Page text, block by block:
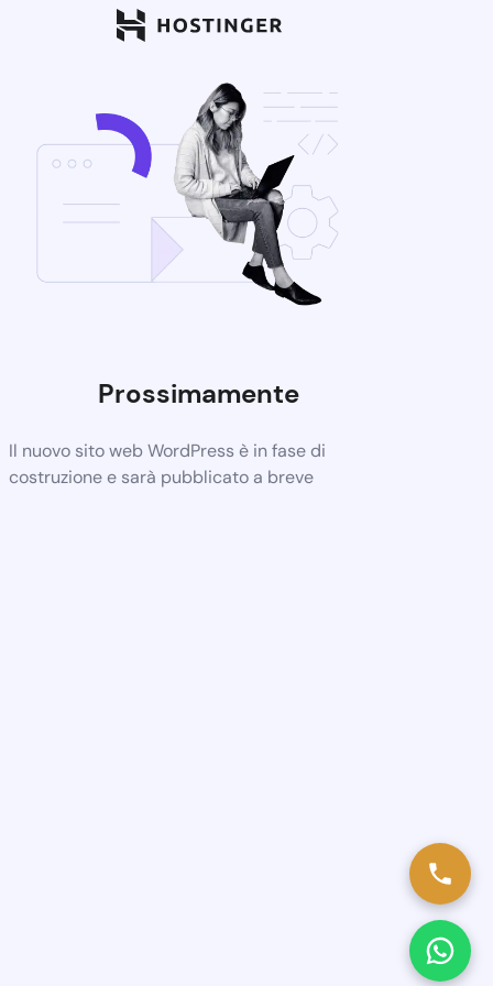
Prossimamente
Il nuovo sito web WordPress è in fase di
costruzione e sarà pubblicato a breve